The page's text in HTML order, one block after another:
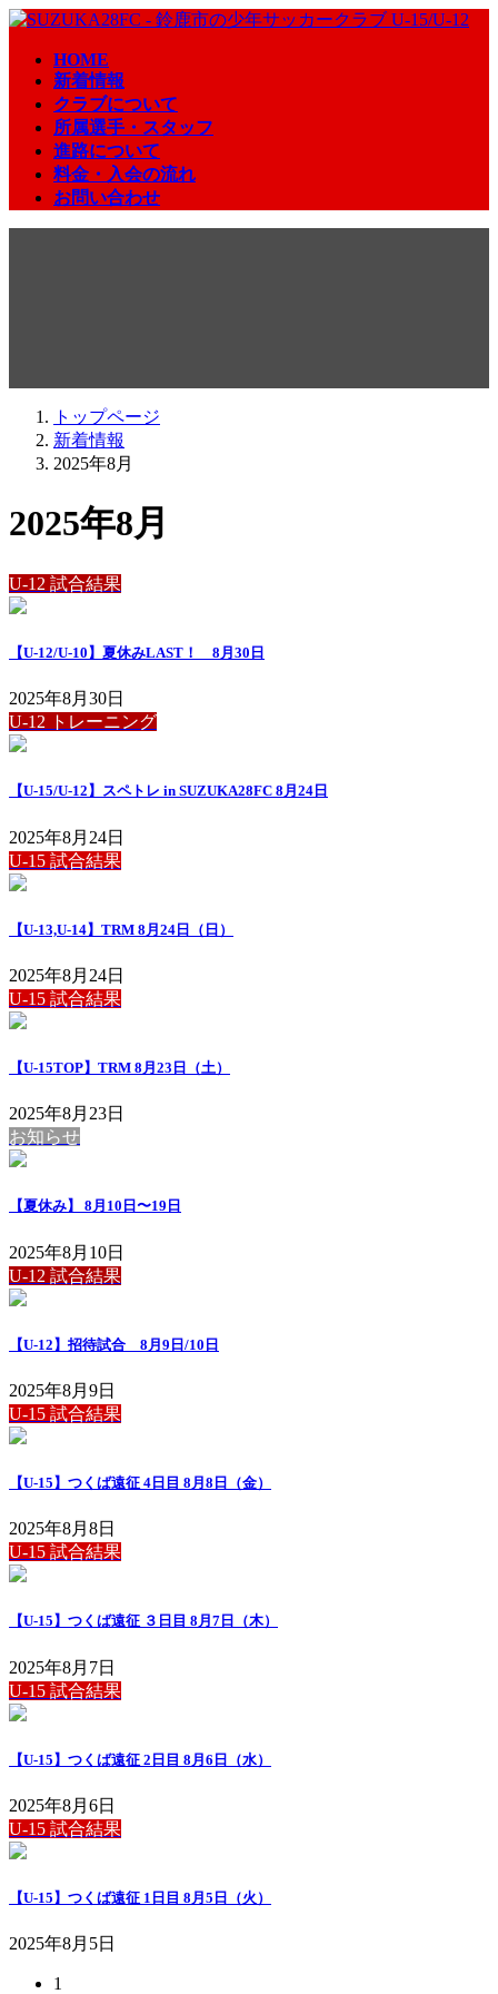
コ
プ
ナ
動
HOME
新着情報
クラブについて
所属選手・スタッフ
進路について
料金・入会の流れ
お問い合わせ
トップページ
新着情報
2025年8月
2025年8月
U-12 試合結果
【U-12/U-10】夏休みLAST！ 8月30日
2025年8月30日
U-12 トレーニング
【U-15/U-12】スペトレ in SUZUKA28FC 8月24日
2025年8月24日
U-15 試合結果
【U-13,U-14】TRM 8月24日（日）
2025年8月24日
U-15 試合結果
【U-15TOP】TRM 8月23日（土）
2025年8月23日
お知らせ
【夏休み】 8月10日〜19日
2025年8月10日
U-12 試合結果
【U-12】招待試合 8月9日/10日
2025年8月9日
U-15 試合結果
【U-15】つくば遠征 4日目 8月8日（金）
2025年8月8日
U-15 試合結果
【U-15】つくば遠征 ３日目 8月7日（木）
2025年8月7日
U-15 試合結果
【U-15】つくば遠征 2日目 8月6日（水）
2025年8月6日
U-15 試合結果
【U-15】つくば遠征 1日目 8月5日（火）
2025年8月5日
固
1